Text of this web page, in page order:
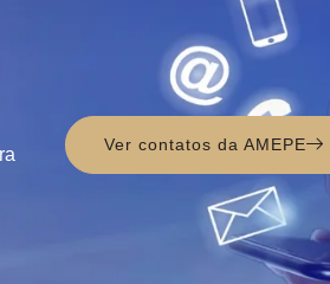
Ver contatos da AMEPE